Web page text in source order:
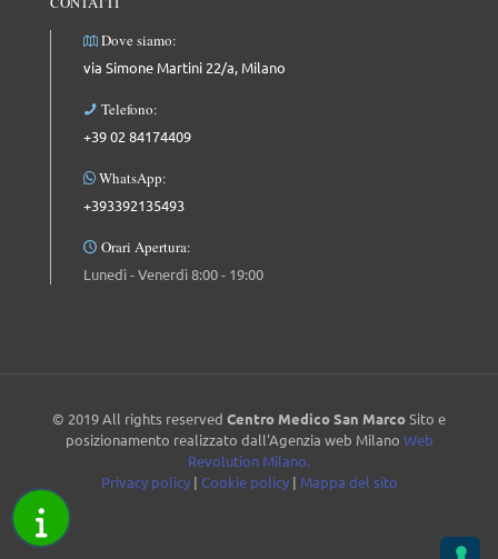
Dove siamo:
via Simone Martini 22/a, Milano
Telefono:
+39 02 84174409
WhatsApp:
+393392135493
Orari Apertura:
Lunedì - Venerdì 8:00 - 19:00
© 2019 All rights reserved Centro Medico San MarcoSito e
posizionamento realizzato dall'Agenzia web Milano Web
Revolution Milano.
Privacy policy| Cookie policy| Mappa del sito